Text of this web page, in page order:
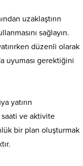
uzaklaştırın
sağlayın.
düzenli olarak
uyuması gerektiğini
yatırın
ve aktivite
bir plan oluşturmak